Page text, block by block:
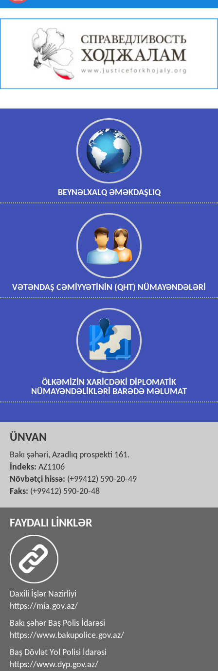
BEYNƏLXALQ ƏMƏKDAŞLIQ
VƏTƏNDAŞ CƏMİYYƏTİNİN (QHT) NÜMAYƏNDƏLƏRİ
ÖLKƏMİZİN XARİCDƏKİ DİPLOMATİK
NÜMAYƏNDƏLİKLƏRİ BARƏDƏ MƏLUMAT
ÜNVAN
Bakı şəhəri, Azadlıq prospekti 161.
İndeks: AZ1106
Növbətçi hissə: (+99412) 590-20-49
Faks: (+99412) 590-20-48
FAYDALI LİNKLƏR
Daxili İşlər Nazirliyi
https://mia.gov.az/
Bakı şəhər Baş Polis İdarəsi
https://www.bakupolice.gov.az/
Baş Dövlət Yol Polisi İdarəsi
https://www.dyp.gov.az/